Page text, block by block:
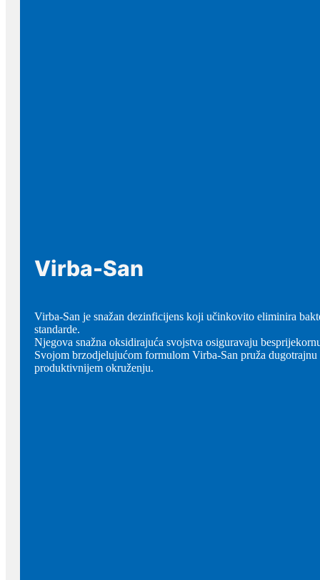
Virba-San
Virba-San je snažan dezinficijens koji učinkovito eliminira
standarde.
Njegova snažna oksidirajuća svojstva osiguravaju
Svojom brzodjelujućom formulom Virba-San pruža
produktivnijem okruženju.